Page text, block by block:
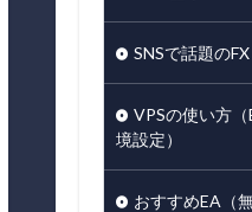
SNSで話題の
VPSの使い方
境設定）
おすすめEA（